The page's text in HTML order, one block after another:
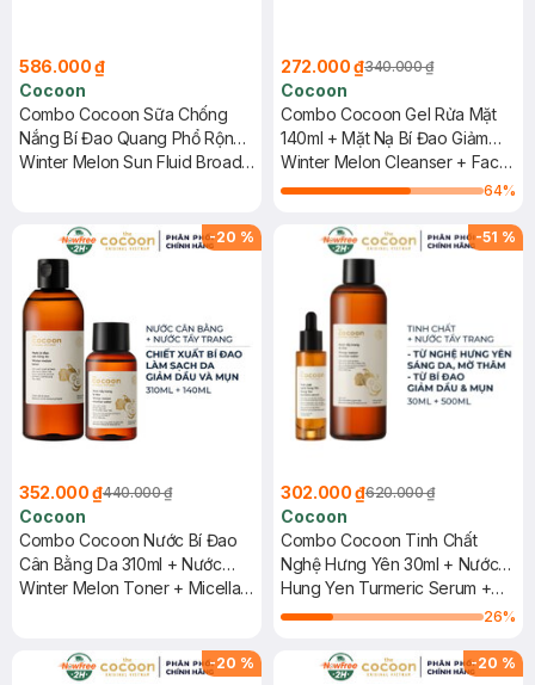
586.000 ₫
Cocoon
Combo Cocoon Sữa Chống
Nắng Bí Đao Quang Phổ Rộng
50ml + Tinh Chất Bí Đao Giảm
Winter Melon Sun Fluid Broad-
Serum
272.000 ₫340.000 ₫
Cocoon
Combo Cocoon Gel Rửa Mặt
140ml + Mặt Nạ Bí Đao Giảm
Dầu & Mụn 30ml
Winter Melon Cleanser + Face
Mask
64%
-20 %
352.000 ₫440.000 ₫
Cocoon
Combo Cocoon Nước Bí Đao
Cân Bằng Da 310ml + Nước
Tẩy Trang Bí Đao 140ml
Winter Melon Toner + Micellar
-51 %
302.000 ₫620.000 ₫
Cocoon
Combo Cocoon Tinh Chất
Nghệ Hưng Yên 30ml + Nước
Tẩy Trang Bí Đao 500ml
Hung Yen Turmeric Serum +
Winter Melon Micellar Water26%
-20 % -20 %